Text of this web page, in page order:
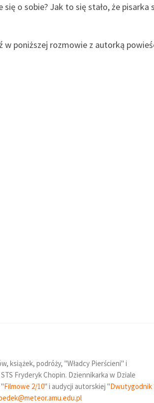
o sobie? Jak to się stało, że pisarka
w poniższej rozmowie z autorką
książek, podróży, "Władcy Pierścieni" i
Fryderyk Chopin. Dziennikarka w Dziale
Filmowe 2/10" i audycji autorskiej "Dwutygodnik